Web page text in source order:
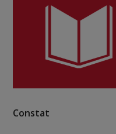
Constat